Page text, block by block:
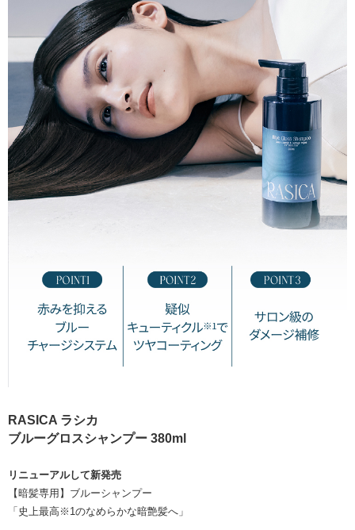
RASICA ラシカ
ブルーグロスシャンプー 380ml
リニューアルして新発売
【暗髪専用】ブルーシャンプー
「史上最高※1のなめらかな暗艶髪へ」